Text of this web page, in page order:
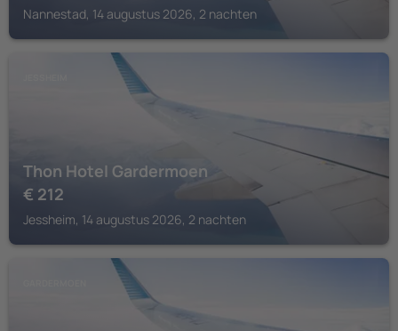
Nannestad, 14 augustus 2026, 2 nachten
Thon Hotel Gardermoen
€ 212
Jessheim, 14 augustus 2026, 2 nachten